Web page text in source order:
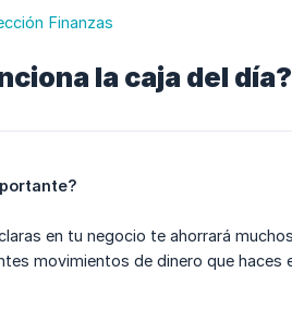
Finanzas
la caja del día?
en tu negocio te ahorrará
movimientos de dinero que haces